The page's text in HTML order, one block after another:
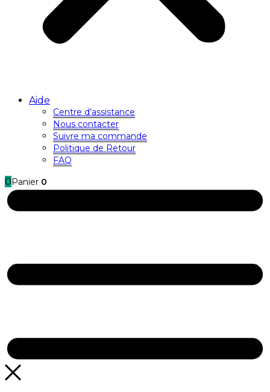
Aide
Centre d’assistance
Nous contacter
Suivre ma commande
Politique de Retour
FAQ
0 Panier 0